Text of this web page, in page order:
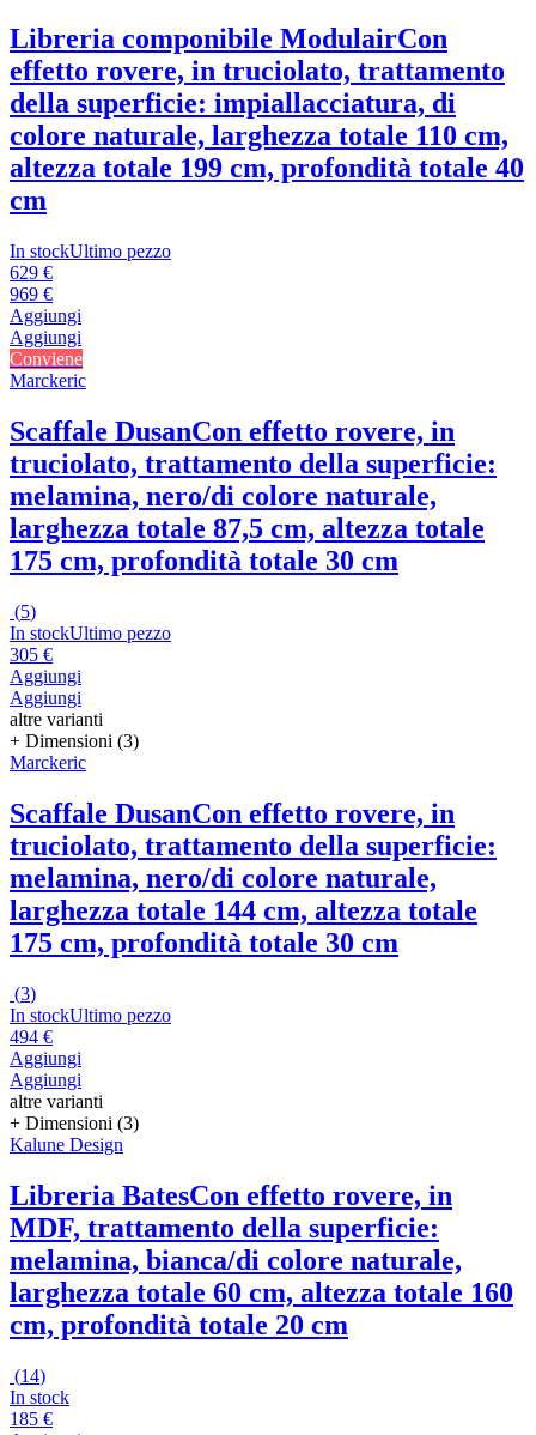
Libreria componibile ModulairCon
effetto rovere, in truciolato, trattamento
della superficie: impiallacciatura, di
colore naturale, larghezza totale 110 cm,
altezza totale 199 cm, profondità totale 40
cm
In stockUltimo pezzo
629 €
969 €
Aggiungi
Aggiungi
Conviene
Marckeric
Scaffale DusanCon effetto rovere, in
truciolato, trattamento della superficie:
melamina, nero/di colore naturale,
larghezza totale 87,5 cm, altezza totale
175 cm, profondità totale 30 cm
(5)
In stockUltimo pezzo
305 €
Aggiungi
Aggiungi
altre varianti
+ Dimensioni (3)
Marckeric
Scaffale DusanCon effetto rovere, in
truciolato, trattamento della superficie:
melamina, nero/di colore naturale,
larghezza totale 144 cm, altezza totale
175 cm, profondità totale 30 cm
(3)
In stockUltimo pezzo
494 €
Aggiungi
Aggiungi
altre varianti
+ Dimensioni (3)
Kalune Design
Libreria BatesCon effetto rovere, in
MDF, trattamento della superficie:
melamina, bianca/di colore naturale,
larghezza totale 60 cm, altezza totale 160
cm, profondità totale 20 cm
(14)
In stock
185 €